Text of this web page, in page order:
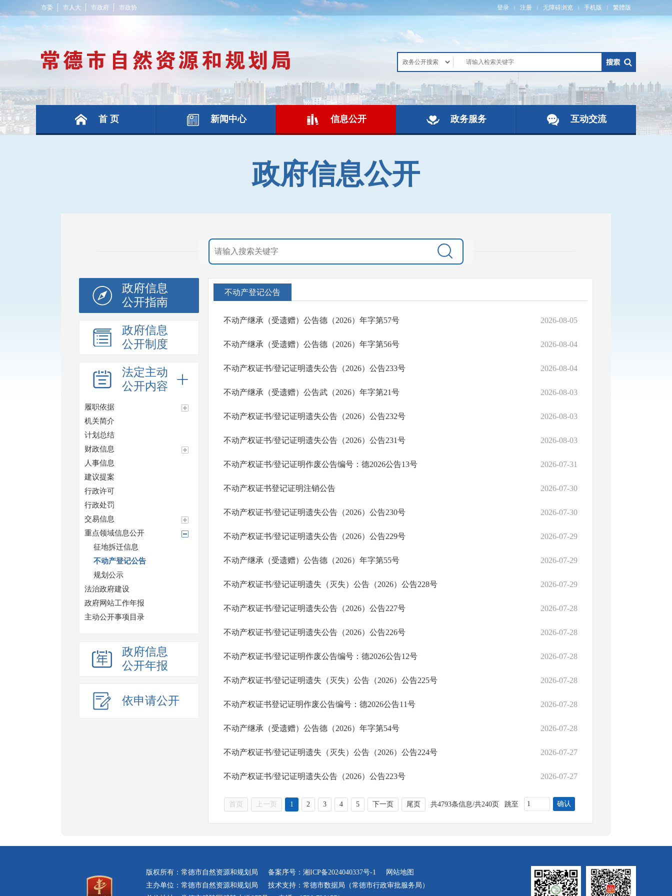
市委 市人大 市政府 市政协 登录 | 注册 | 无障碍浏览 | 手机版 | 繁體版
首 页 新闻中心 信息公开 政务服务 互动交流
政府信息公开
政府信息
公开指南
政府信息
公开制度
法定主动
公开内容
履职依据
机关简介
计划总结
财政信息
人事信息
建议提案
行政许可
行政处罚
交易信息
重点领域信息公开
征地拆迁信息
不动产登记公告
规划公示
法治政府建设
政府网站工作年报
主动公开事项目录
政府信息
公开年报
依申请公开
不动产登记公告
不动产继承（受遗赠）公告德（2026）年字第57号 2026-08-05
不动产继承（受遗赠）公告德（2026）年字第56号 2026-08-04
不动产权证书/登记证明遗失公告（2026）公告233号 2026-08-04
不动产继承（受遗赠）公告武（2026）年字第21号 2026-08-03
不动产权证书/登记证明遗失公告（2026）公告232号 2026-08-03
不动产权证书/登记证明遗失公告（2026）公告231号 2026-08-03
不动产权证书/登记证明作废公告编号：德2026公告13号 2026-07-31
不动产权证书登记证明注销公告 2026-07-30
不动产权证书/登记证明遗失公告（2026）公告230号 2026-07-30
不动产权证书/登记证明遗失公告（2026）公告229号 2026-07-29
不动产继承（受遗赠）公告德（2026）年字第55号 2026-07-29
不动产权证书/登记证明遗失（灭失）公告（2026）公告228号 2026-07-29
不动产权证书/登记证明遗失公告（2026）公告227号 2026-07-28
不动产权证书/登记证明遗失公告（2026）公告226号 2026-07-28
不动产权证书/登记证明作废公告编号：德2026公告12号 2026-07-28
不动产权证书/登记证明遗失（灭失）公告（2026）公告225号 2026-07-28
不动产权证书登记证明作废公告编号：德2026公告11号 2026-07-28
不动产继承（受遗赠）公告德（2026）年字第54号 2026-07-28
不动产权证书/登记证明遗失（灭失）公告（2026）公告224号 2026-07-27
不动产权证书/登记证明遗失公告（2026）公告223号 2026-07-27
首页 上一页 1 2 3 4 5 下一页 尾页 共4793条信息/共240页 跳至 确认
版权所有：常德市自然资源和规划局 备案序号： 湘ICP备2024040337号-1
网站地图
主办单位：常德市自然资源和规划局
技术支持：常德市数据局（常德市行政审批服务局）